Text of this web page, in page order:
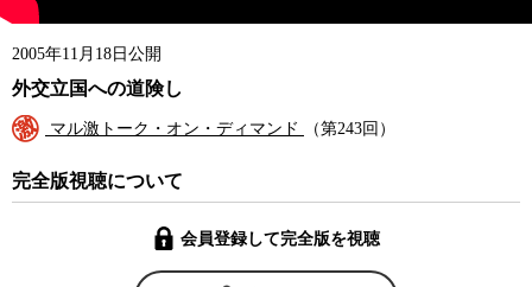
2005年11月18日公開
外交立国への道険し
マル激トーク・オン・ディマンド （第243回）
完全版視聴について
会員登録して完全版を視聴